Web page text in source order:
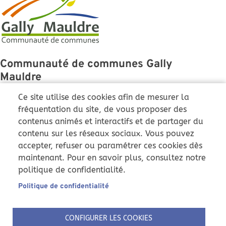
Communauté de communes Gally
Mauldre
43 Grande Rue
78810 Feucherolles
01 86 36 01 51
ccgm@cc-gallymauldre.fr
Du lundi au vendredi :
9h-12h et 14h-17h
Samedi : 9h-12h (uniquementPôle instruction
Nous suivre
Ce site utilise des cookies afin de mesurer la
fréquentation du site, de vous proposer des
contenus animés et interactifs et de partager du
contenu sur les réseaux sociaux. Vous pouvez
accepter, refuser ou paramétrer ces cookies dès
maintenant. Pour en savoir plus, consultez notre
politique de confidentialité.
Politique de confidentialité
CONFIGURER LES COOKIES